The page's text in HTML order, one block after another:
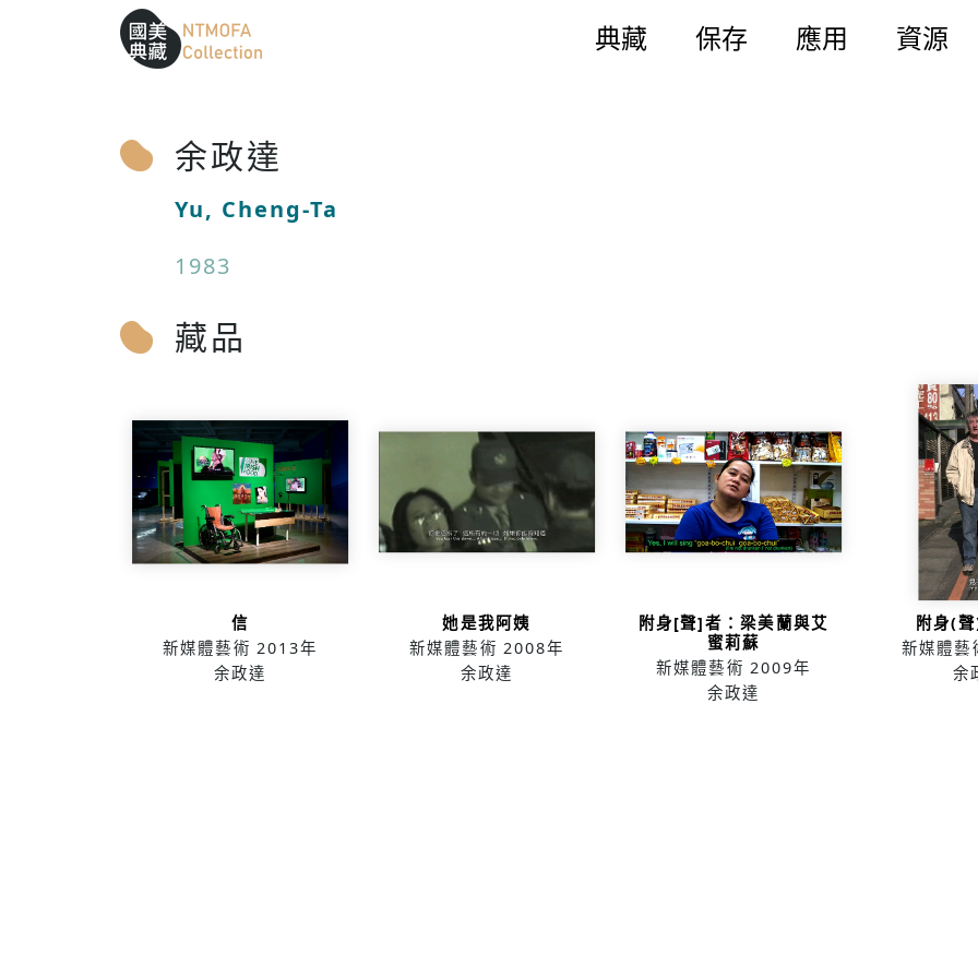
跳到中間主要內容區
網站導覽
::: 典藏 保存 應用 資源
余政達
Yu, Cheng-Ta
1983
藏品
信
新媒體藝術 2013年
余政達
她是我阿姨
新媒體藝術 2008年
余政達
附身[聲]者：梁美蘭與艾
蜜莉蘇
新媒體藝術 2009年
余政達
附身(
新媒體藝
余